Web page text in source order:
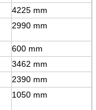
4225 mm
2990 mm
600 mm
3462 mm
2390 mm
1050 mm